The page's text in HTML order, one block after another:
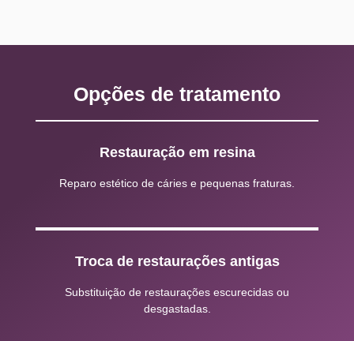
Opções de tratamento
Restauração em resina
Reparo estético de cáries e pequenas fraturas.
Troca de restaurações antigas
Substituição de restaurações escurecidas ou
desgastadas.